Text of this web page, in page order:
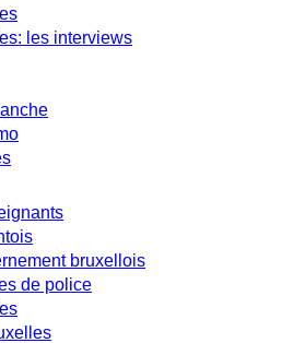
les interviews
bruxellois
de police